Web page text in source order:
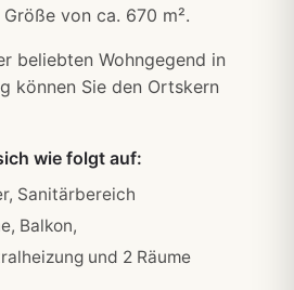
von ca. 670 m².
beliebten Wohngegend in
können Sie den Ortskern
wie folgt auf:
Sanitärbereich
Balkon,
und 2 Räume